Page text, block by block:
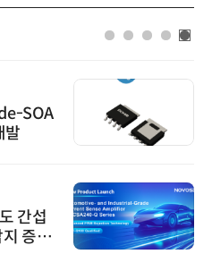
SOA
발
간섭
증폭